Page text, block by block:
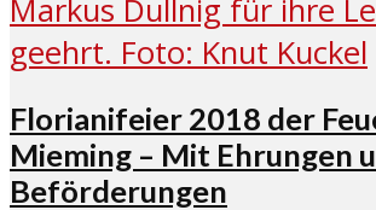
Florianifeier 2018 der
Mieming – Mit Ehrungen
Beförderungen